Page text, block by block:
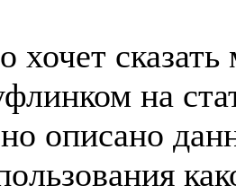
хочет
на
описано